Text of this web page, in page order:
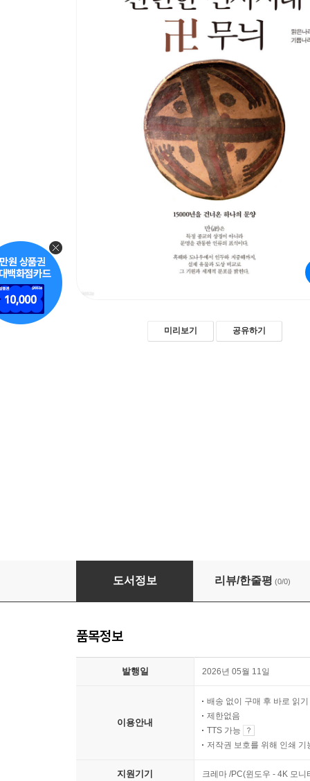
미리보기 공유하기
찬란한 선사시대 卍 무늬
도서정보 리뷰/한줄평 (0/0)
품목정보
발행일 2026년 05월 11일
이용안내
배송 없이 구매 후 바로 읽기
제한없음
TTS 가능
저작권 보호를 위해 인쇄 기
지원기기 크레마 /PC(윈도우 - 4K 모